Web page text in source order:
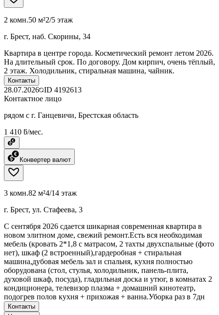
2 комн.50 м²2/5 этаж
г. Брест, наб. Скорины, 34
Квартира в центре города. Косметический ремонт летом 2026.
На длительный срок. По договору. Дом кирпич, очень тёплый,
2 этаж. Холодильник, стиральная машина, чайник.
Контакты
28.07.2026 ID 4192613
Контактное лицо
рядом с г. Ганцевичи, Брестская область
1 410 ƃ/мес.
Конвертер валют
3 комн.82 м²4/14 этаж
г. Брест, ул. Стафеева, 3
С сентября 2026 сдается шикарная современная квартира в
новом элитном доме, свежий ремонт.Есть вся необходимая
мебель (кровать 2*1,8 с матрасом, 2 тахты двухспальные (фото
нет), шкаф (2 встроенный),гардеробная + стиральная
машина,дубовая мебель зал и спальня, кухня полностью
оборудована (стол, стулья, холодильник, панель-плита,
духовой шкаф, посуда), гладильная доска и утюг, в комнатах 2
кондиционера, телевизор плазма + домашний кинотеатр,
подогрев полов кухня + прихожая + ванна.Уборка раз в 7дн
Контакты